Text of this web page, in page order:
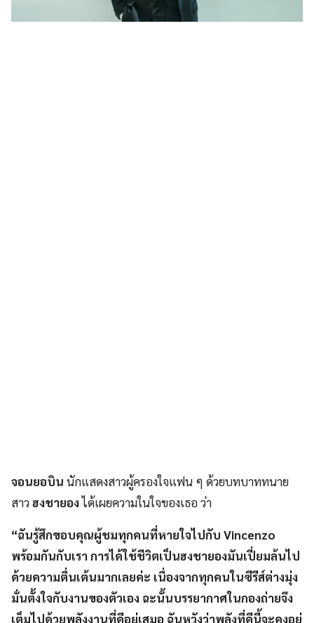
จอนยอบิน นักแสดงสาวผู้ครองใจแฟน ๆ ด้วยบทบาททนาย
สาวฮงชายองได้เผยความในใจของเธอ ว่า
“ฉันรู้สึกขอบคุณผู้ชมทุกคนที่หายใจไปกับ Vincenzo
พร้อมกันกับเรา การได้ใช้ชีวิตเป็นฮงชายองมันเปี่ยมล้นไป
ด้วยความตื่นเต้นมากเลยค่ะ เนื่องจากทุกคนในซีรีส์ต่างมุ่ง
มั่นตั้งใจกับงานของตัวเอง ฉะนั้นบรรยากาศในกองถ่ายจึง
เต็มไปด้วยพลังงานที่ดีอยู่เสมอ ฉันหวังว่าพลังที่ดีนี้จะคงอยู่